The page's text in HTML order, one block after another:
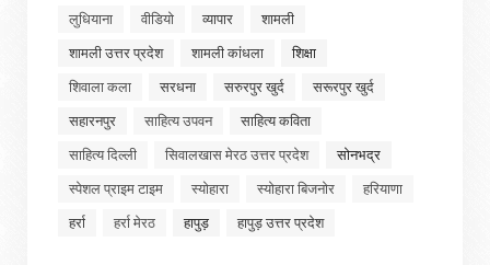
लुधियाना
वीडियो व्यापार
शामली
शामली उत्तर प्रदेश
शामली कांधला
शिक्षा
शिवाला कला
सरधना सरुरपुर खुर्द
सरूरपुर खुर्द
सहारनपुर
साहित्य उपवन
साहित्य कविता
साहित्य दिल्ली
सिवालखास मेरठ उत्तर प्रदेश
सोनभद्र
स्पेशल प्राइम टाइम
स्योहारा स्योहारा बिजनोर
हरियाणा
हर्रा
हर्रा मेरठ हापुड़ हापुड़ उत्तर प्रदेश